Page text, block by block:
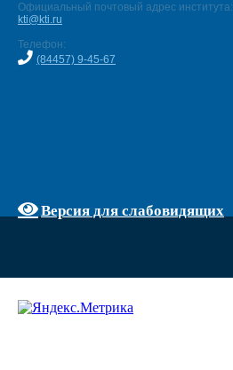
Официальный почтовый адрес института:
kti@kti.ru
Телефон:
(84457) 9-45-67
Версия для слабовидящих